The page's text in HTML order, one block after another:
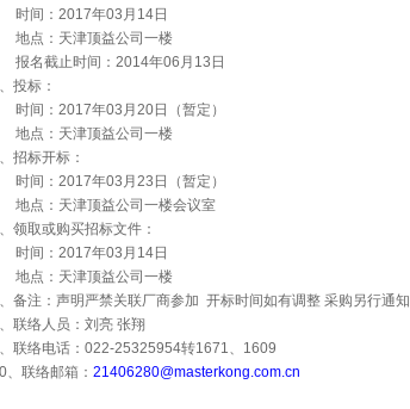
时间： 2017年03 月 14日
地点：天津顶益公司一楼
报名截止时间： 2014年06 月 13 日
、投标：
时间： 2017年03 月 20日（暂定）
地点：天津顶益公司一楼
、招标开标：
时间： 2017年03 月 23 日（暂定）
地点：天津顶益公司一楼会议室
、领取或购买招标文件：
时间： 2017年03 月 14日
地点：天津顶益公司一楼
、备注：声明严禁关联厂商参加 开标时间如有调整 采购另行通知
、联络人员：刘亮 张翔
、联络电话： 022-25325954转1671、 1609
、联络邮箱： 21406280@masterkong.com.cn